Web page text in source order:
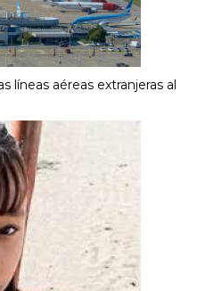
líneas aéreas extranjeras al